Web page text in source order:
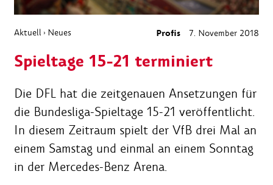
Aktuell › Neues Profis 7. November 2018
Spieltage 15-21 terminiert
Die DFL hat die zeitgenauen Ansetzungen für
die Bundesliga-Spieltage 15-21 veröffentlicht.
In diesem Zeitraum spielt der VfB drei Mal an
einem Samstag und einmal an einem Sonntag
in der Mercedes-Benz Arena.